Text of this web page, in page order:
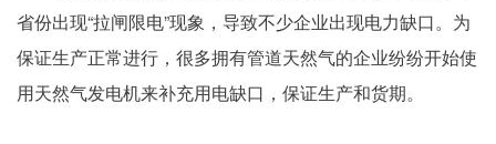
省份出现“拉闸限电”现象，导致不少企业出现电力缺口。为
保证生产正常进行，很多拥有管道天然气的企业纷纷开始使
用天然气发电机来补充用电缺口，保证生产和货期。